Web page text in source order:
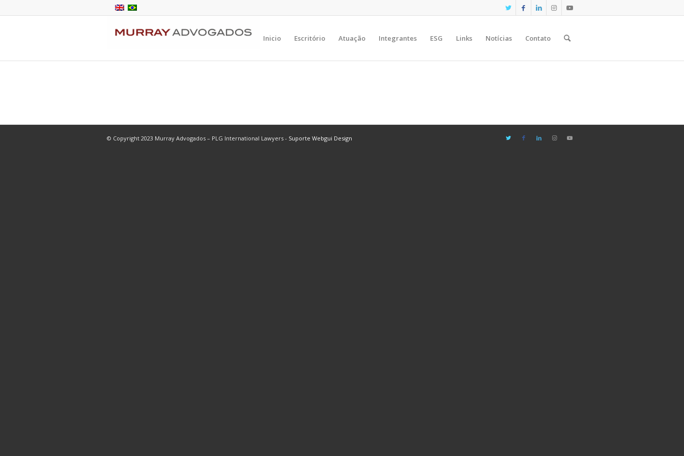
Inicio Escritório Atuação Integrantes ESG Links Notícias Contato
© Copyright 2023 Murray Advogados – PLG International Lawyers - Suporte Webgui Design